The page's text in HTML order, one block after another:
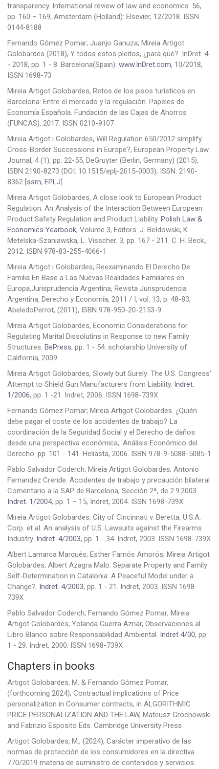
transparency. International review of law and economics. 56,
pp. 160 – 169, Amsterdam (Holland): Elsevier, 12/2018. ISSN
0144-8188
Fernando Gómez Pomar; Juanjo Ganuza; Mireia Artigot
Golobardes (2018), Y todos estos pleitos, ¿para qué?. InDret. 4
- 2018, pp. 1 - 8. Barcelona(Spain): www.InDret.com, 10/2018,
ISSN 1698-73
Mireia Artigot Golobardes, Retos de los pisos turísticos en
Barcelona: Entre el mercado y la regulación. Papeles de
Economía Española. Fundación de las Cajas de Ahorros
(FUNCAS), 2017. ISSN 0210-9107
Mireia Artigot i Golobardes, Will Regulation 650/2012 simplify
Cross-Border Successions in Europe?, European Property Law
Journal, 4 (1), pp. 22-55, DeGruyter (Berlin, Germany) (2015),
ISBN 2190-8273 (DOI: 10.1515/eplj-2015-0003); ISSN: 2190-
8362 [ssrn, EPLJ]
Mireia Artigot Golobardes, A close look to European Product
Regulation: An Analysis of the Interaction Between European
Product Safety Regulation and Product Liability. Polish Law &
Economics Yearbook, Volume 3, Editors: J. Bełdowski, K.
Metelska-Szaniawska, L. Visscher. 3, pp. 167 - 211. C. H. Beck.,
2012. ISBN 978-83-255-4066-1
Mireia Artigot i Golobardes, Reexaminando El Derecho De
Familia En Base a Las Nuevas Realidades Familiares en
Europa,Jurisprudencia Argentina, Revista Jurisprudencia
Argentina, Derecho y Economía, 2011 / I, vol. 13, p. 48-83,
AbeledoPerrot, (2011), ISBN 978-950-20-2153-9
Mireia Artigot Golobardes, Economic Considerations for
Regulating Marital Dissolutins in Response to new Family
Structures. BePress, pp. 1 - 54. scholarship University of
California, 2009.
Mireia Artigot Golobardes, Slowly but Surely: The U.S. Congress'
Attempt to Shield Gun Manufacturers from Liability. Indret.
1/2006, pp. 1 -21. Indret, 2006. ISSN 1698-739X
Fernando Gómez Pomar; Mireia Artigot Golobardes. ¿Quién
debe pagar el coste de los accidentes de trabajo? La
coordinación de la Seguridad Social y el Derecho de daños
desde una perspectiva económica,. Análisis Económico del
Derecho. pp. 101 - 141. Heliasta, 2006. ISBN 978-9-5088-5085-1
Pablo Salvador Coderch; Mireia Artigot Golobardes; Antonio
Fernandez Crende. Accidentes de trabajo y precaución bilateral
Comentario a la SAP de Barcelona, Sección 2ª, de 2.9.2003.
Indret. 1/2004, pp. 1 – 15, Indret, 2004. ISSN 1698-739X
Mireia Artigot Golobardes, City of Cincinnati v. Beretta, U.S.A.
Corp. et al. An analysis of U.S. Lawsuits against the Firearms
Industry. Indret. 4/2003, pp. 1 - 34. Indret, 2003. ISSN 1698-739X
Albert Lamarca Marquès; Esther Farnós Amorós; Mireia Artigot
Golobardes; Albert Azagra Malo. Separate Property and Family
Self-Determination in Catalonia: A Peaceful Model under a
Change?. Indret. 4/2003, pp. 1 - 21. Indret, 2003. ISSN 1698-
739X
Pablo Salvador Coderch; Fernando Gómez Pomar; Mireia
Artigot Golobardes; Yolanda Guerra Aznar, Observaciones al
Libro Blanco sobre Responsabilidad Ambiental. Indret 4/00, pp.
1 - 29. Indret, 2000. ISSN 1698-739X
Chapters in books
Artigot Golobardes, M. & Fernando Gómez Pomar,
(forthcoming 2024); Contractual implications of Price
personalization in Consumer contracts, in ALGORITHMIC
PRICE PERSONALIZATION AND THE LAW, Mateusz Grochowski
and Fabrizio Esposito Eds. Cambridge University Press
Artigot Golobardes, M., (2024), Carácter imperativo de las
normas de protección de los consumidores en la directiva
770/2019 materia de suministro de contenidos y servicios